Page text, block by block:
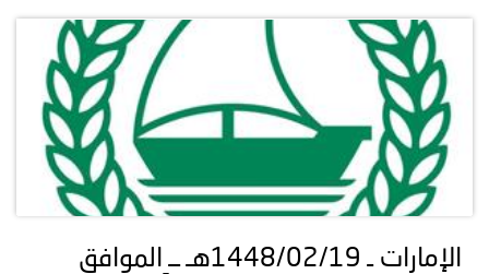
الإمارات ـ 1448/02/19هـ ــ الموافق